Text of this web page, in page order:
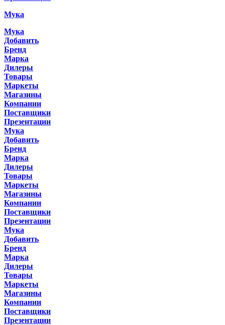
Мука
Мука
Добавить
Бренд
Марка
Дилеры
Товары
Маркеты
Магазины
Компании
Поставщики
Презентации
Мука
Добавить
Бренд
Марка
Дилеры
Товары
Маркеты
Магазины
Компании
Поставщики
Презентации
Мука
Добавить
Бренд
Марка
Дилеры
Товары
Маркеты
Магазины
Компании
Поставщики
Презентации